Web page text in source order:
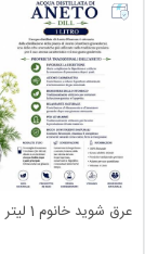
عرق شوید خانوم 1 لیتر